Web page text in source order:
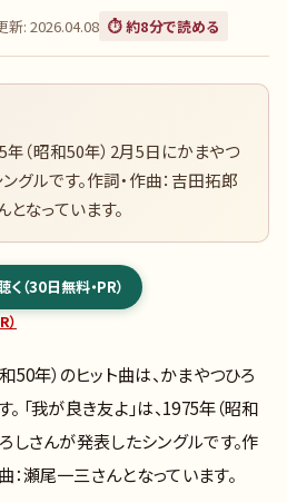
新: 2026.04.08 ⏱️ 約8分で読める
年（昭和50年）2月5日にかまやつ
グルです。作詞・作曲：吉田拓郎
となっています。
（30日無料・PR）
年）のヒット曲は、かまやつひろ
「我が良き友よ」は、1975年（昭和
しさんが発表したシングルです。作
：瀬尾一三さんとなっています。